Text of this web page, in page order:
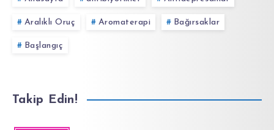
Aralıklı Oruç Aromaterapi Bağırsaklar
Başlangıç
Takip Edin!